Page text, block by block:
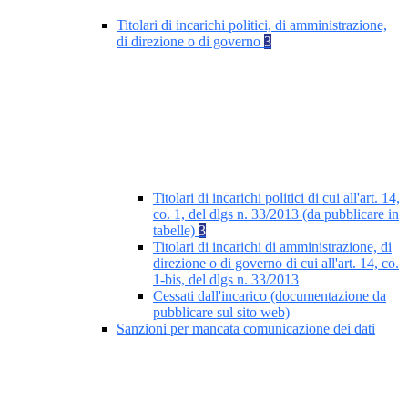
Titolari di incarichi politici, di amministrazione,
di direzione o di governo 3
Titolari di incarichi politici di cui all'art. 14,
co. 1, del dlgs n. 33/2013 (da pubblicare in
tabelle) 3
Titolari di incarichi di amministrazione, di
direzione o di governo di cui all'art. 14, co.
1-bis, del dlgs n. 33/2013
Cessati dall'incarico (documentazione da
pubblicare sul sito web)
Sanzioni per mancata comunicazione dei dati